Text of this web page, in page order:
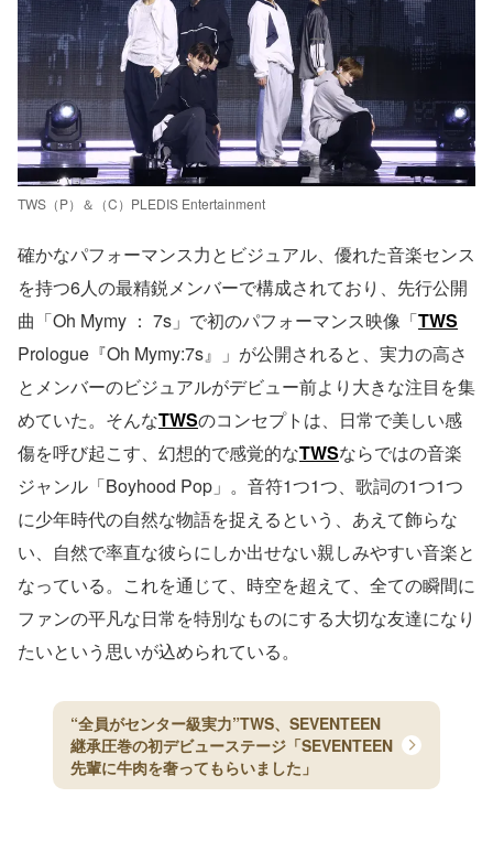
TWS（P）＆（C）PLEDIS Entertainment
確かなパフォーマンス力とビジュアル、優れた音楽センス
を持つ6人の最精鋭メンバーで構成されており、先行公開
曲「Oh Mymy ： 7s」で初のパフォーマンス映像「TWS
Prologue『Oh Mymy:7s』」が公開されると、実力の高さ
とメンバーのビジュアルがデビュー前より大きな注目を集
めていた。そんなTWSのコンセプトは、日常で美しい感
傷を呼び起こす、幻想的で感覚的なTWSならではの音楽
ジャンル「Boyhood Pop」。音符1つ1つ、歌詞の1つ1つ
に少年時代の自然な物語を捉えるという、あえて飾らな
い、自然で率直な彼らにしか出せない親しみやすい音楽と
なっている。これを通じて、時空を超えて、全ての瞬間に
ファンの平凡な日常を特別なものにする大切な友達になり
たいという思いが込められている。
“全員がセンター級実力”TWS、SEVENTEEN
継承圧巻の初デビューステージ「SEVENTEEN
先輩に牛肉を奢ってもらいました」